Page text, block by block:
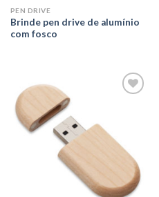
PEN DRIVE
Brinde pen drive de alumínio
com fosco